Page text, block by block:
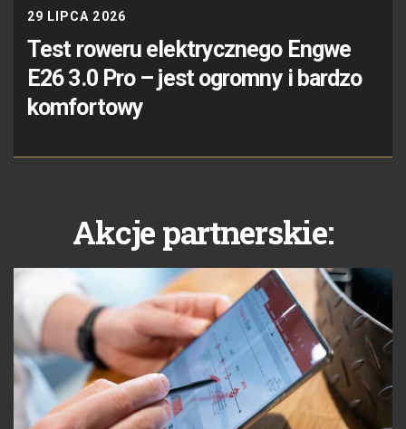
29 LIPCA 2026
Test roweru elektrycznego Engwe
E26 3.0 Pro – jest ogromny i bardzo
komfortowy
Akcje partnerskie: